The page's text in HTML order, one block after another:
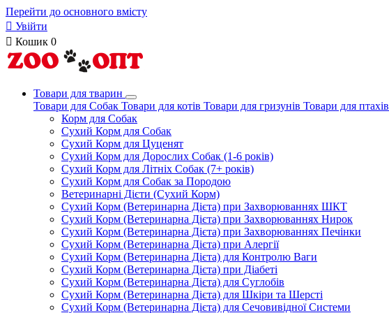
Перейти до основного вмісту
 Увійти
 Кошик 0
Товари для тварин
Товари для Собак Товари для котів Товари для гризунів Товари для птахів
Корм для Собак
Сухий Корм для Собак
Сухий Корм для Цуценят
Сухий Корм для Дорослих Собак (1-6 років)
Сухий Корм для Літніх Собак (7+ років)
Сухий Корм для Собак за Породою
Ветеринарні Дієти (Сухий Корм)
Сухий Корм (Ветеринарна Дієта) при Захворюваннях ШКТ
Сухий Корм (Ветеринарна Дієта) при Захворюваннях Нирок
Сухий Корм (Ветеринарна Дієта) при Захворюваннях Печінки
Сухий Корм (Ветеринарна Дієта) при Алергії
Сухий Корм (Ветеринарна Дієта) для Контролю Ваги
Сухий Корм (Ветеринарна Дієта) при Діабеті
Сухий Корм (Ветеринарна Дієта) для Суглобів
Сухий Корм (Ветеринарна Дієта) для Шкіри та Шерсті
Сухий Корм (Ветеринарна Дієта) для Сечовивідної Системи